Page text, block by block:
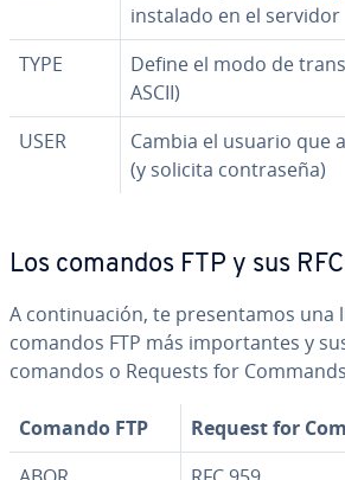
instalado en el servidor
TYPE
Define el modo de
ASCII)
USER
Cambia el usuario que
(y solicita co­n­tra­se­ña)
Los comandos FTP y sus RFC
A co­n­ti­nua­ción, te pre­se­n­ta­mos una
comandos FTP más im­po­r­ta­n­tes y
comandos o Requests for Commands
Comando FTP
Request for